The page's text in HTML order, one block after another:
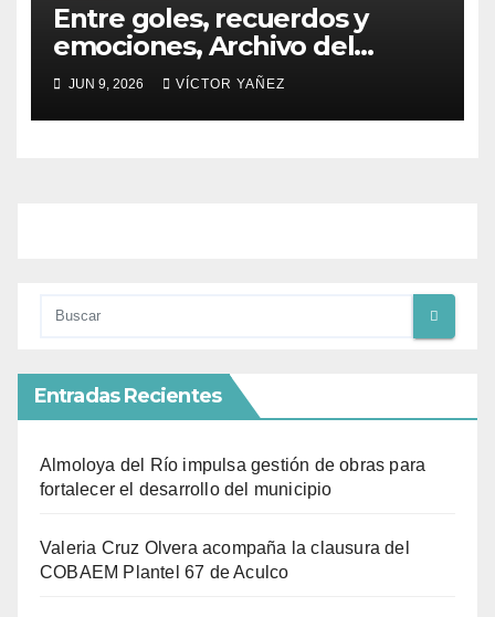
Entre goles, recuerdos y
emociones, Archivo del
PJEdomex inauguró
exposición
JUN 9, 2026 VÍCTOR YAÑEZ
Entradas Recientes
Almoloya del Río impulsa gestión de obras para
fortalecer el desarrollo del municipio
Valeria Cruz Olvera acompaña la clausura del
COBAEM Plantel 67 de Aculco